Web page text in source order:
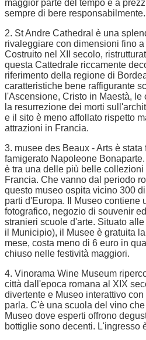
maggior parte del tempo è a
sempre di bere responsabilmente.
2. St Andre Cathedral è una
rivaleggiare con dimensioni fino
Costruito nel XII secolo,
questa Cattedrale riccamente
riferimento della regione di
caratteristiche bene raffigurante
l'Ascensione, Cristo in Maestà,
la resurrezione dei morti
e il sito è meno affollato rispetto
attrazioni in Francia.
3. musee des Beaux - Arts è stata
famigerato Napoleone
è tra una delle più belle
Francia. Che vanno dal periodo
questo museo ospita vicino 300
parti d'Europa. Il Museo contiene
fotografico, negozio di souvenir
stranieri scuole d'arte. Situato
il Municipio), il Musee è gratuita
mese, costa meno di 6 euro in
chiuso nelle festività maggiori.
4. Vinorama Wine Museum
città dall'epoca romana al XIX
divertente e Museo interattivo
parla. C'è una scuola del vino
Museo dove esperti offrono
bottiglie sono decenti. L'ingresso